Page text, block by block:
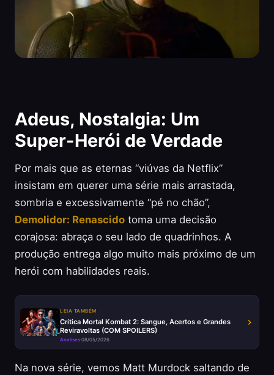
Adeus, Nostalgia: Um
Super-Herói de Verdade
Por mais que as eternas “viúvas da Netflix”
insistam em querer uma série mais arrastada,
sombria e excessivamente “pé no chão”,
Demolidor: Renascido toma uma decisão
corajosa: abraça o seu lado de quadrinhos. A
produção entrega algo muito mais próximo de um
herói com habilidades reais.
LEIA TAMBÉM
Crítica Mortal Kombat 2: Sangue, Acertos e Grandes
Reviravoltas (COM SPOILERS)
Analises·08/05/2026
Na nova série, vemos Matt Murdock saltando de